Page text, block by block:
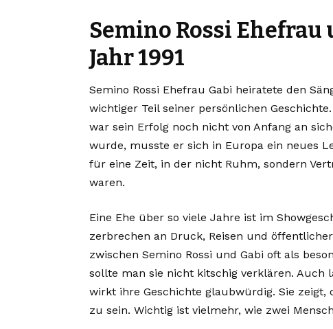
Semino Rossi
Jahr 1991
Semino Rossi Ehefrau Gabi heiratete den
wichtiger Teil seiner persönlichen
war sein Erfolg noch nicht von Anfang an
wurde, musste er sich in Europa ein neues
für eine Zeit, in der nicht Ruhm, sondern
waren.
Eine Ehe über so viele Jahre ist im
zerbrechen an Druck, Reisen und
zwischen Semino Rossi und Gabi oft als
sollte man sie nicht kitschig verklären. Auch
wirkt ihre Geschichte glaubwürdig. Sie
zu sein. Wichtig ist vielmehr, wie zwei